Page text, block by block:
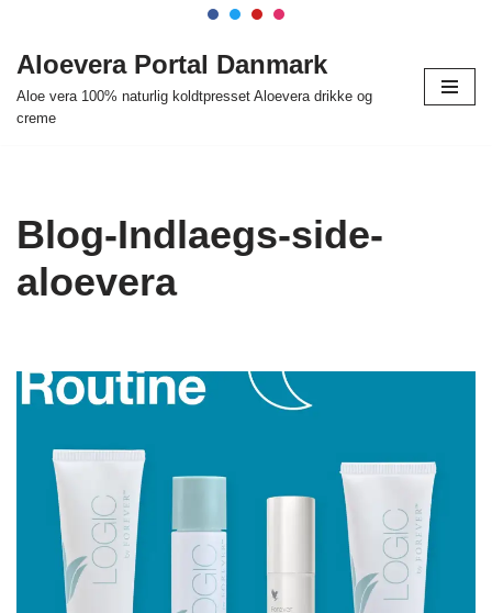
Spring
indhold
Aloevera Portal Danmark
Aloe vera 100% naturlig koldtpresset Aloevera drikke og
creme
Blog-Indlaegs-side-
aloevera